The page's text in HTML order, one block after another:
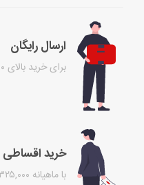
ارسال رایگان
برای خرید بالای ۱۰,۰۰۰,۰۰۰ تومان
خرید اقساطی
با ماهیانه ۳,۳۲۵,۰۰۰ تومان اقساطی بخرید